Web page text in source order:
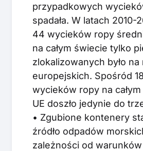
przypadkowych
spadała. W latach 2010-
44 wycieków ropy
na całym świecie tylko
zlokalizowanych było na
europejskich. Spośród
wycieków ropy na
UE doszło jedynie do
• Zgubione kontenery
źródło odpadów
zależności od